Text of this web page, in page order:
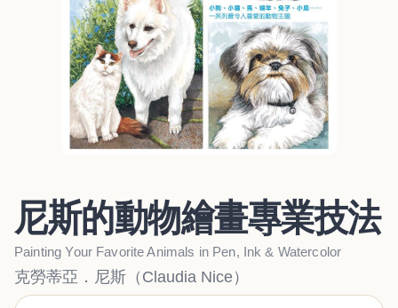
尼斯的動物繪畫專業技法
Painting Your Favorite Animals in Pen, Ink & Watercolor
克勞蒂亞．尼斯（Claudia Nice）